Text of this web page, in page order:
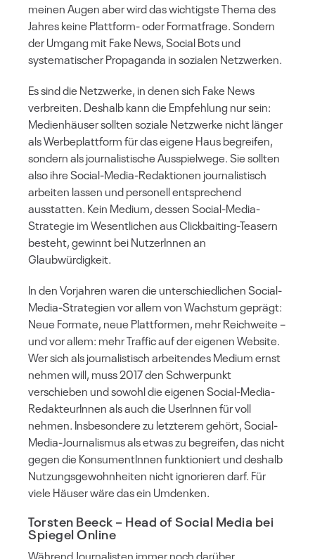
meinen Augen aber wird das wichtigste Thema des
Jahres keine Plattform- oder Formatfrage. Sondern
der Umgang mit Fake News, Social Bots und
systematischer Propaganda in sozialen Netzwerken.
Es sind die Netzwerke, in denen sich Fake News
verbreiten. Deshalb kann die Empfehlung nur sein:
Medienhäuser sollten soziale Netzwerke nicht länger
als Werbeplattform für das eigene Haus begreifen,
sondern als journalistische Ausspielwege. Sie sollten
also ihre Social-Media-Redaktionen journalistisch
arbeiten lassen und personell entsprechend
ausstatten. Kein Medium, dessen Social-Media-
Strategie im Wesentlichen aus Clickbaiting-Teasern
besteht, gewinnt bei NutzerInnen an
Glaubwürdigkeit.
In den Vorjahren waren die unterschiedlichen Social-
Media-Strategien vor allem von Wachstum geprägt:
Neue Formate, neue Plattformen, mehr Reichweite –
und vor allem: mehr Traffic auf der eigenen Website.
Wer sich als journalistisch arbeitendes Medium ernst
nehmen will, muss 2017 den Schwerpunkt
verschieben und sowohl die eigenen Social-Media-
RedakteurInnen als auch die UserInnen für voll
nehmen. Insbesondere zu letzterem gehört, Social-
Media-Journalismus als etwas zu begreifen, das nicht
gegen die KonsumentInnen funktioniert und deshalb
Nutzungsgewohnheiten nicht ignorieren darf. Für
viele Häuser wäre das ein Umdenken.
Torsten Beeck – Head of Social Media bei
Spiegel Online
Während Journalisten immer noch darüber